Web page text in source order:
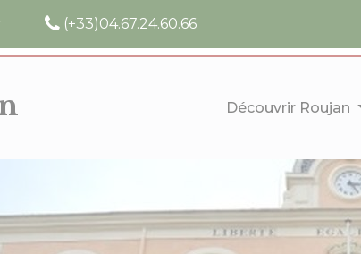
(+33)04.67.24.60.66
Découvrir Roujan